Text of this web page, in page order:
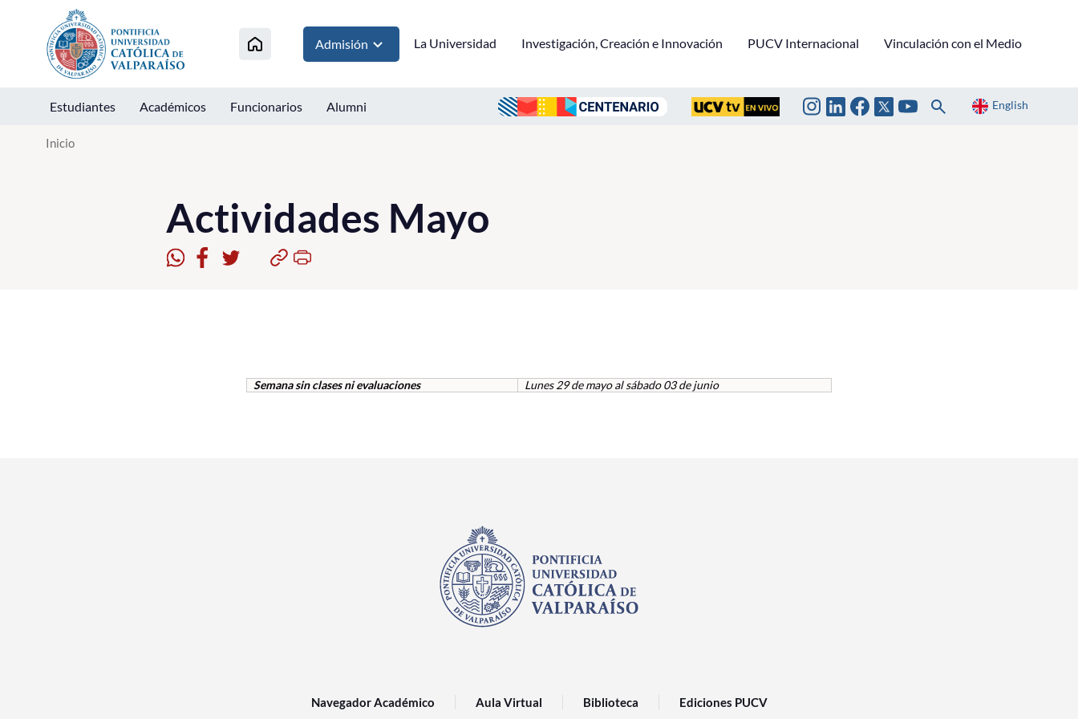
Click acá para ir directamente al contenido
Admisión La Universidad Investigación, Creación e Innovación PUCV Internacional Vinculación con el Medio
Estudiantes Académicos Funcionarios Alumni English
Inicio
Actividades Mayo
Semana sin clases ni evaluaciones Lunes 29 de mayo al sábado 03 de junio
Navegador Académico Aula Virtual Biblioteca Ediciones PUCV